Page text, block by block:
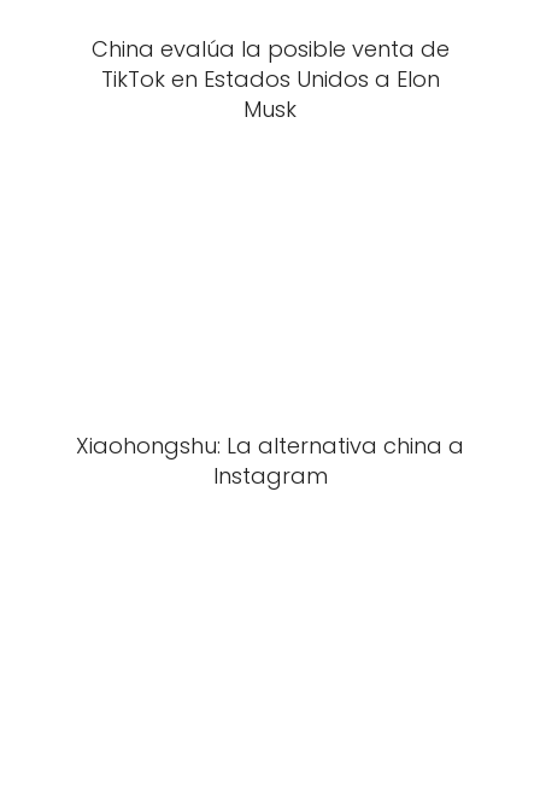
China evalúa la posible venta de
TikTok en Estados Unidos a Elon
Musk
Xiaohongshu: La alternativa china a
Instagram